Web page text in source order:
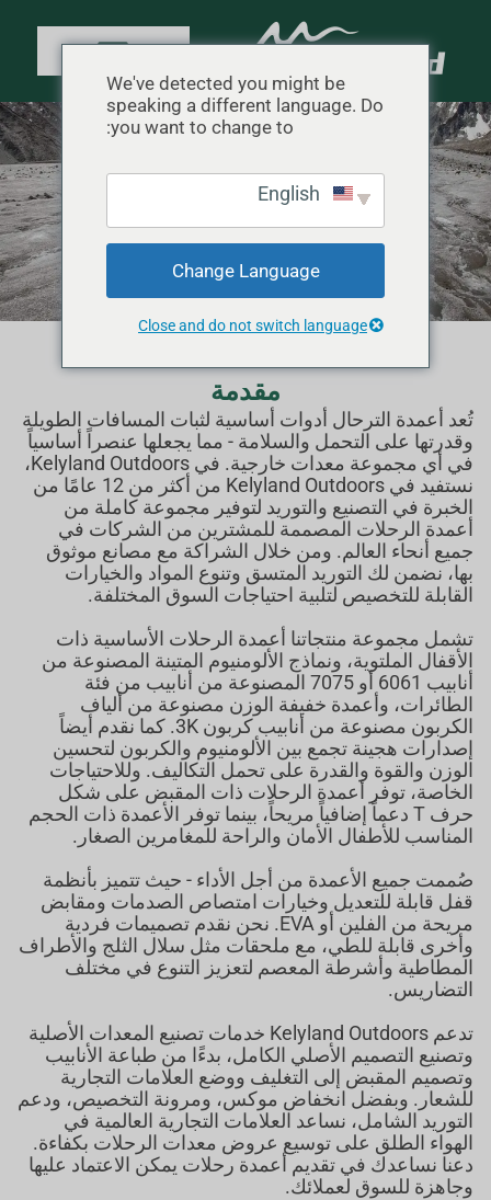
عمود الرحلات
الصفحة الرئيسية
مقدمة
تُعد أعمدة الترحال أدوات أساسية لثبات المسافات الطويلة
وقدرتها على التحمل والسلامة - مما يجعلها عنصراً أساسياً
في أي مجموعة معدات خارجية. في Kelyland Outdoors،
نستفيد في Kelyland Outdoors من أكثر من 12 عامًا من
الخبرة في التصنيع والتوريد لتوفير مجموعة كاملة من
أعمدة الرحلات المصممة للمشترين من الشركات في
جميع أنحاء العالم. ومن خلال الشراكة مع مصانع موثوق
بها، نضمن لك التوريد المتسق وتنوع المواد والخيارات
القابلة للتخصيص لتلبية احتياجات السوق المختلفة.
تشمل مجموعة منتجاتنا أعمدة الرحلات الأساسية ذات
الأقفال الملتوية، ونماذج الألومنيوم المتينة المصنوعة من
أنابيب 6061 أو 7075 المصنوعة من أنابيب من فئة
الطائرات، وأعمدة خفيفة الوزن مصنوعة من ألياف
الكربون مصنوعة من أنابيب كربون 3K. كما نقدم أيضاً
إصدارات هجينة تجمع بين الألومنيوم والكربون لتحسين
الوزن والقوة والقدرة على تحمل التكاليف. وللاحتياجات
الخاصة، توفر أعمدة الرحلات ذات المقبض على شكل
حرف T دعماً إضافياً مريحاً، بينما توفر الأعمدة ذات الحجم
المناسب للأطفال الأمان والراحة للمغامرين الصغار.
صُممت جميع الأعمدة من أجل الأداء - حيث تتميز بأنظمة
قفل قابلة للتعديل وخيارات امتصاص الصدمات ومقابض
مريحة من الفلين أو EVA. نحن نقدم تصميمات فردية
وأخرى قابلة للطي، مع ملحقات مثل سلال الثلج والأطراف
المطاطية وأشرطة المعصم لتعزيز التنوع في مختلف
التضاريس.
تدعم Kelyland Outdoors خدمات تصنيع المعدات الأصلية
وتصنيع التصميم الأصلي الكامل، بدءًا من طباعة الأنابيب
وتصميم المقبض إلى التغليف ووضع العلامات التجارية
للشعار. وبفضل انخفاض موكس، ومرونة التخصيص، ودعم
التوريد الشامل، نساعد العلامات التجارية العالمية في
الهواء الطلق على توسيع عروض معدات الرحلات بكفاءة.
دعنا نساعدك في تقديم أعمدة رحلات يمكن الاعتماد عليها
وجاهزة للسوق لعملائك.
We've detected you might be
speaking a different language. Do
you want to change to:
Change Language
Close and do not switch language